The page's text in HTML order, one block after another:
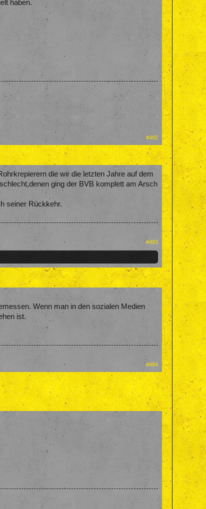
haben.
#482
die wir die letzten Jahre auf dem
ging der BVB komplett am Arsch
seiner Rückkehr.
#483
Wenn man in den sozialen Medien
ist.
#484